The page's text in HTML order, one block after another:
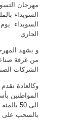
مهرجان
السويداء
الجاري.
و يشهد
من غرفة
الشركات
وكالعادة
المواطنين
الى 50
بالسحب على